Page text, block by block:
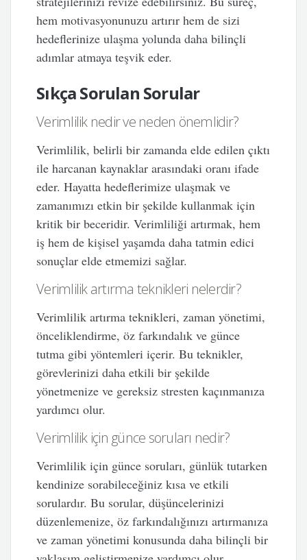
hem motivasyonunuzu artırır hem de sizi
hedeflerinize ulaşma yolunda daha bilinçli
adımlar atmaya teşvik eder.
Sıkça Sorulan Sorular
Verimlilik nedir ve neden önemlidir?
Verimlilik, belirli bir zamanda elde edilen çıktı
ile harcanan kaynaklar arasındaki oranı ifade
eder. Hayatta hedeflerimize ulaşmak ve
zamanımızı etkin bir şekilde kullanmak için
kritik bir beceridir. Verimliliği artırmak, hem
iş hem de kişisel yaşamda daha tatmin edici
sonuçlar elde etmemizi sağlar.
Verimlilik artırma teknikleri nelerdir?
Verimlilik artırma teknikleri, zaman yönetimi,
önceliklendirme, öz farkındalık ve günce
tutma gibi yöntemleri içerir. Bu teknikler,
görevlerinizi daha etkili bir şekilde
yönetmenize ve gereksiz stresten kaçınmanıza
yardımcı olur.
Verimlilik için günce soruları nedir?
Verimlilik için günce soruları, günlük tutarken
kendinize sorabileceğiniz kısa ve etkili
sorulardır. Bu sorular, düşüncelerinizi
düzenlemenize, öz farkındalığınızı artırmanıza
ve zaman yönetimi konusunda daha bilinçli bir